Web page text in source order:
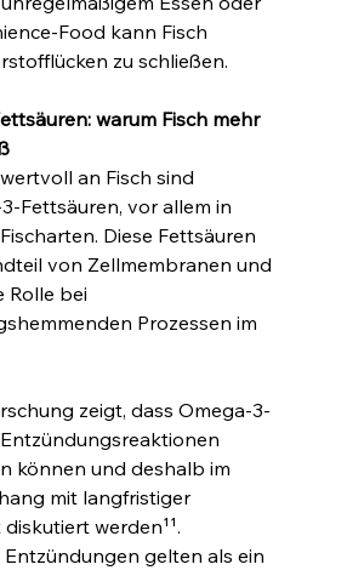
Food kann Fisch
zu schließen.
warum Fisch mehr
an Fisch sind
Fettsäuren, vor allem in
Diese Fettsäuren
von Zellmembranen und
Rolle bei
Prozessen im
zeigt, dass Omega-3-
können und deshalb im
mit langfristiger
werden¹¹.
gelten als ein